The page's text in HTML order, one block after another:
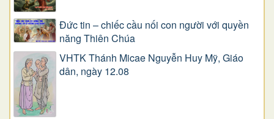
Đức tin – chiếc cầu nối con người với quyền
năng Thiên Chúa
VHTK Thánh Micae Nguyễn Huy Mỹ, Giáo
dân, ngày 12.08